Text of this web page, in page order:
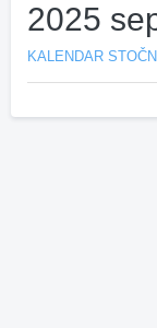
2025
KALENDAR